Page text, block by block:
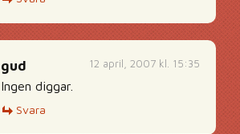
12 april, 2007 kl. 15:35
gud
Ingen diggar.
Svara